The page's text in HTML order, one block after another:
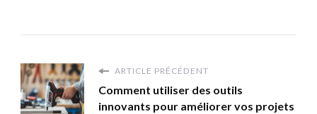
ARTICLE PRÉCÉDENT
Comment utiliser des outils
innovants pour améliorer vos projets